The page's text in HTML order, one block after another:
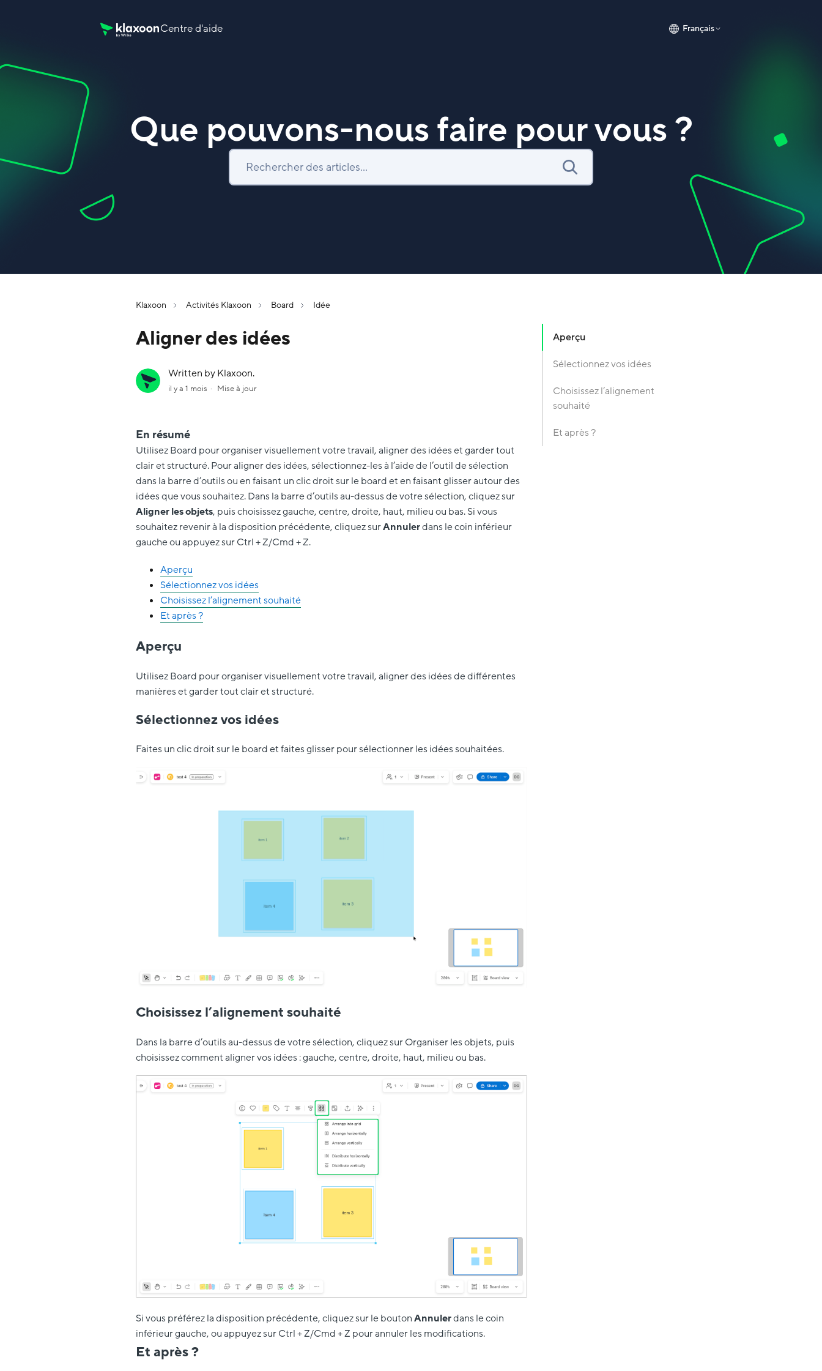
Centre d'aide Français
Que pouvons-nous faire pour vous ?
Klaxoon Activités Klaxoon Board Idée
Aligner des idées
Written by Klaxoon.
il y a 1 mois Mise à jour
En résumé
Utilisez Board pour organiser visuellement votre travail, aligner des idées et garder tout
clair et structuré. Pour aligner des idées, sélectionnez-les à l’aide de l’outil de sélection
dans la barre d’outils ou en faisant un clic droit sur le board et en faisant glisser autour des
idées que vous souhaitez. Dans la barre d’outils au-dessus de votre sélection, cliquez sur
Alignerles objets, puis choisissez gauche, centre, droite, haut, milieu ou bas. Si vous
souhaitez revenir à la disposition précédente, cliquez surAnnulerdans le coin inférieur
gauche ou appuyez sur Ctrl + Z/Cmd + Z.
Aperçu
Sélectionnez vos idées
​Choisissez l’alignement souhaité
Et après ?
Aperçu
Utilisez Board pour organiser visuellement votre travail, aligner des idées de différentes
manières et garder tout clair et structuré.
Sélectionnez vos idées
Faites un clic droit sur le board et faites glisser pour sélectionner les idées souhaitées.
Choisissez l’alignement souhaité
Dans la barre d’outils au-dessus de votre sélection, cliquez sur Organiser les objets, puis
choisissez comment aligner vos idées : gauche, centre, droite, haut, milieu ou bas.
Si vous préférez la disposition précédente, cliquez sur le boutonAnnulerdans le coin
inférieur gauche, ou appuyez sur Ctrl +Z/Cmd + Z pour annuler les modifications.
Et après ?
Aperçu
Sélectionnez vos idées
Choisissez l’alignement
souhaité
Et après ?